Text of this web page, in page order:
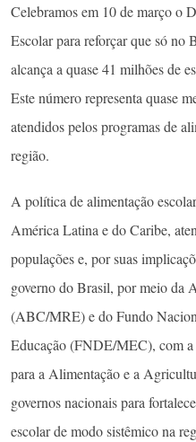
Celebramos em 10 de março o
Escolar para reforçar que só no
alcança a quase 41 milhões de
Este número representa quase
atendidos pelos programas de
região.
A política de alimentação
América Latina e do Caribe,
populações e, por suas
governo do Brasil, por meio da
(ABC/MRE) e do Fundo
Educação (FNDE/MEC), com
para a Alimentação e a
governos nacionais para
escolar de modo sistêmico na